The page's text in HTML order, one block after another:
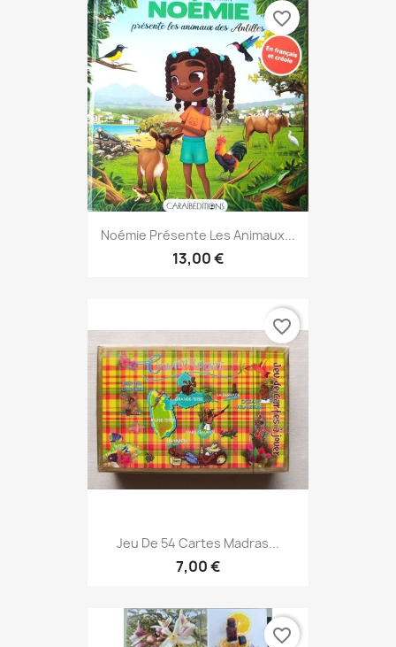
Noémie Présente Les Animaux...
13,00 €
favorite_border
Jeu De 54 Cartes Madras...
7,00 €
favorite_border
favorite_border